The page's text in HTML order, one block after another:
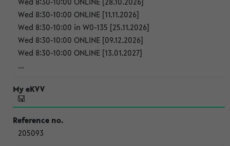
Wed 8:30-10:00 ONLINE [11.11.2026]
Wed 8:30-10:00 in W0-135 [25.11.2026]
Wed 8:30-10:00 ONLINE [09.12.2026]
Wed 8:30-10:00 ONLINE [13.01.2027]
...
205093